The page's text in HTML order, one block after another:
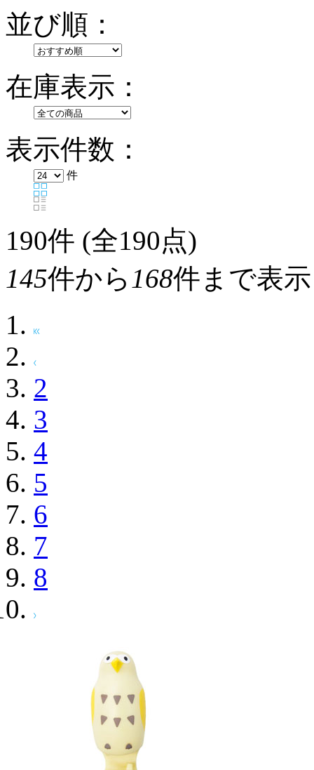
並び順：
在庫表示：
表示件数：
件
190件 (全190点)
145件から 168件まで表示
2
3
4
5
6
7
8